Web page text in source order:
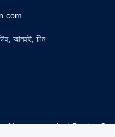
আনহুই, চীন
Instrument And Device